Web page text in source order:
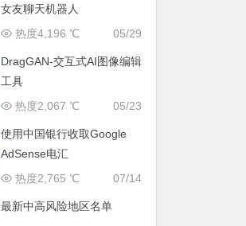
女友聊天机器人
05/29
热度4,196 ℃
DragGAN-交互式AI图像编辑
工具
05/23
热度2,067 ℃
使用中国银行收取Google
AdSense电汇
07/14
热度2,765 ℃
最新中高风险地区名单